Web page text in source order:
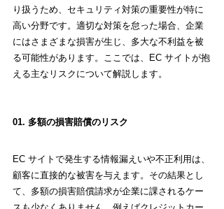
り扱うため、セキュリティ対策の重要性が特に
高い分野です。適切な対策を怠った場合、企業
にはさまざまな損害が生じ、多大な不利益を被
る可能性があります。ここでは、EC サイトが抱
える主なリスクについて解説します。
01. 多額の損害賠償のリスク
EC サイトで発生する情報漏えいや不正利用は、
顧客に直接的な被害を与えます。その結果とし
て、多額の損害賠償請求が企業に課されるケー